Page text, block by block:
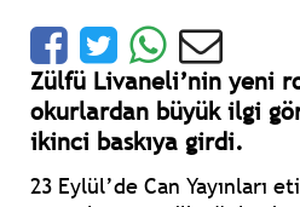
Zülfü Livaneli’nin yeni
okurlardan büyük ilgi
ikinci baskıya girdi.
23 Eylül’de Can Yayınları